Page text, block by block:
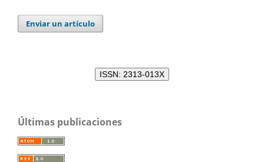
Enviar un artículo
ISSN: 2313-013X
Últimas publicaciones